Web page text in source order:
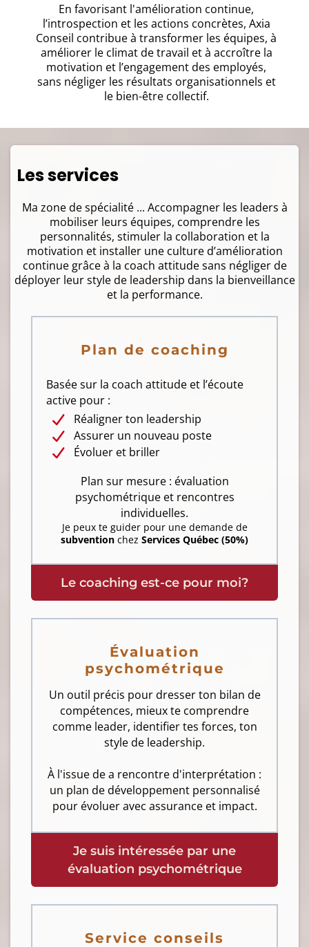
En favorisant l'amélioration continue,
l’introspection et les actions concrètes, Axia
Conseil contribue à transformer les équipes, à
améliorer le climat de travail et à accroître la
motivation et l’engagement des employés,
sans négliger les résultats organisationnels et
le bien-être collectif.
Les services
Ma zone de spécialité ... Accompagner les leaders à
mobiliser leurs équipes, comprendre les
personnalités, stimuler la collaboration et la
motivation et installer une culture d’amélioration
continue grâce à la coach attitude sans négliger de
déployer leur style de leadership dans la bienveillance
et la performance.
Plan de coaching
Basée sur la coach attitude et l’écoute
active pour :
Réaligner ton leadership
Assurer un nouveau poste
Évoluer et briller
Plan sur mesure : évaluation
psychométrique et rencontres
individuelles.
Je peux te guider pour une demande de
subvention chez Services Québec (50%)
Le coaching est-ce pour moi?
Évaluation
psychométrique
Un outil précis pour dresser ton bilan de
compétences, mieux te comprendre
comme leader, identifier tes forces, ton
style de leadership.
À l'issue de a rencontre d'interprétation :
un plan de développement personnalisé
pour évoluer avec assurance et impact.
Je suis intéressée par une
évaluation psychométrique
Service conseils